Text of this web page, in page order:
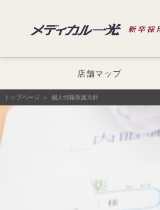
店舗マップ
トップページ 個人情報保護方針